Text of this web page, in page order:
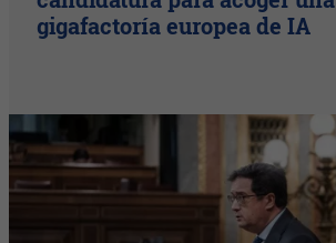
gigafactoría europea de IA